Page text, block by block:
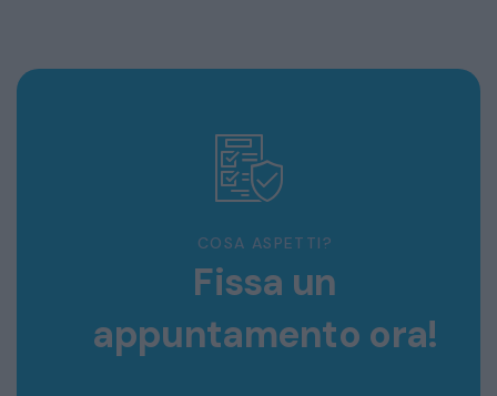
COSA ASPETTI?
Fissa un
appuntamento ora!